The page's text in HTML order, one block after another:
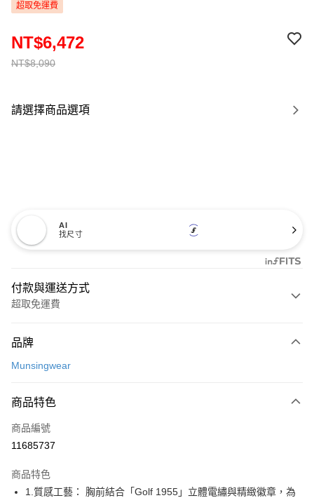
超取免運費
NT$8,090
NT$6,472
請選擇商品選項
AI
找尺寸
付款與運送方式
超取免運費
信用卡一次付款
LINE Pay
Apple Pay
悠遊付
品牌
Munsingwear
商品特色
商品編號
11685737
商品特色
1.質感工藝： 胸前結合「Golf 1955」立體電繡與精緻徽章，為